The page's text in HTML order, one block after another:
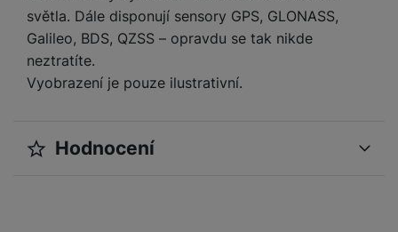
světla. Dále disponují sensory GPS, GLONASS,
Galileo, BDS, QZSS – opravdu se tak nikde
neztratíte.
Vyobrazení je pouze ilustrativní.
Hodnocení